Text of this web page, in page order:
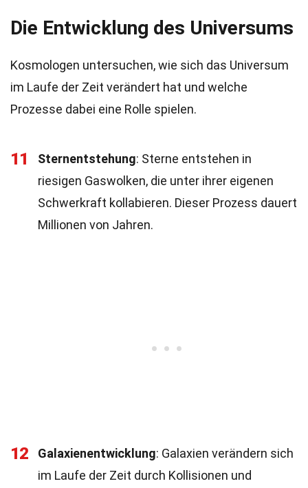
Die Entwicklung des Universums
Kosmologen untersuchen, wie sich das Universum
im Laufe der Zeit verändert hat und welche
Prozesse dabei eine Rolle spielen.
11 Sternentstehung: Sterne entstehen in
riesigen Gaswolken, die unter ihrer eigenen
Schwerkraft kollabieren. Dieser Prozess dauert
Millionen von Jahren.
12 Galaxienentwicklung: Galaxien verändern sich
im Laufe der Zeit durch Kollisionen und